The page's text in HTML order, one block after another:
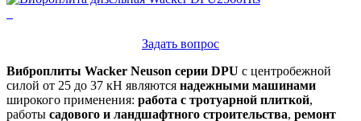
Задать вопрос
Виброплиты Wacker Neuson серии DPU с центробежной
силой от 25 до 37 кН являются надежными машинами
широкого применения: работа с тротуарной плиткой,
работы садового и ландшафтного строительства, ремонт